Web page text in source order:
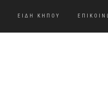
ΕΙΔΗ ΚΉΠΟΥ